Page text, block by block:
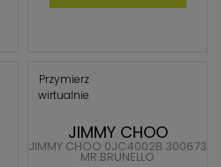
Przymierz
wirtualnie
JIMMY CHOO
JIMMY CHOO 0JC4002B 300673
MR.BRUNELLO